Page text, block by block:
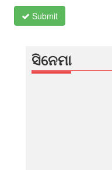
Submit
ସିନେମା